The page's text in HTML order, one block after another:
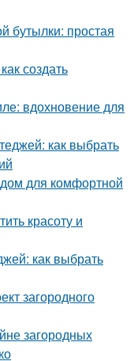
бутылки: простая
создать
вдохновение для
как выбрать
для комфортной
красоту и
как выбрать
загородного
загородных